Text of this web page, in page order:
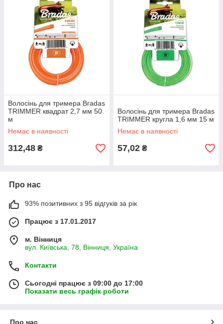
Волосінь для тримера Bradas
TRIMMER квадрат 2,7 мм 50
м
Немає в наявності
312,48 ₴
Волосінь для тримера Bradas
TRIMMER кругла 1,6 мм 15 м
Немає в наявності
57,02 ₴
Про нас
93% позитивних з 95 відгуків за рік
Працює з 17.01.2017
м. Вінниця
вул. Київська, 78, Вінниця, Україна
Контакти
Сьогодні працює з 09:00 до 17:00
Показати весь графік роботи
Про нас